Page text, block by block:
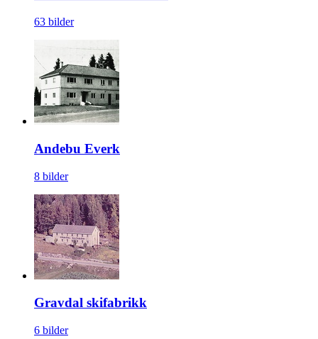
63 bilder
Andebu Everk
8 bilder
Gravdal skifabrikk
6 bilder